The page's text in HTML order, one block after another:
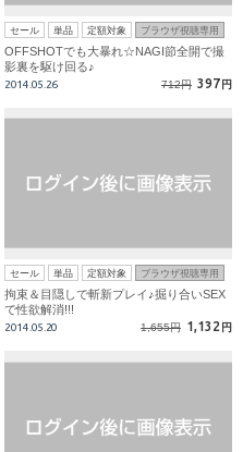
セール 単品 定額対象 ブラウザ視聴専用
OFFSHOTでも大暴れ☆NAGI節全開で撮
影裏を駆け回る♪
2014.05.26 712円 397 円
セール 単品 定額対象 ブラウザ視聴専用
拘束＆目隠しで斬新プレイ♪掘り合いSEX
で性欲解消!!!
2014.05.20 1,655円 1,132 円